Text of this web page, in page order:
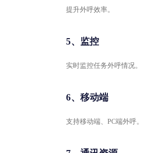
提升外呼效率。
5、监控
实时监控任务外呼情况。
6、移动端
支持移动端、PC端外呼。